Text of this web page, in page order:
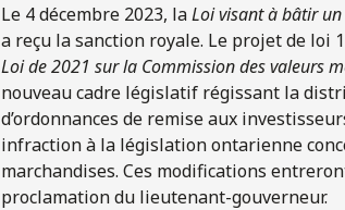
Le 4 décembre 2023, laLoi visant à bâtir
a reçu la sanction royale. Le projet de loi
Loi de 2021 sur la Commission des valeurs
nouveau cadre législatif régissant la
d’ordonnances de remise aux
infraction à la législation ontarienne
marchandises. Ces modifications
proclamation du lieutenant-gouverneur.